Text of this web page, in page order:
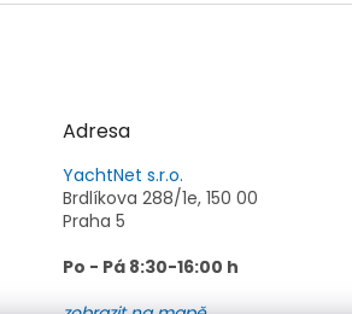
Adresa
YachtNet s.r.o.
Brdlíkova 288/1e, 150 00
Praha 5
Po - Pá 8:30-16:00 h